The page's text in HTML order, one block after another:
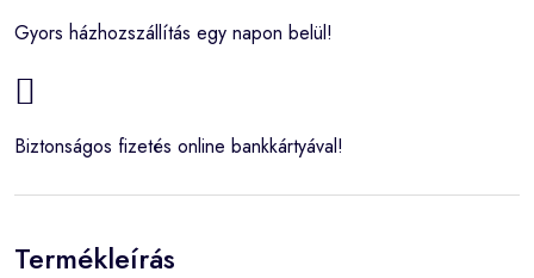
Gyors házhozszállítás egy napon belül!
Biztonságos fizetés online bankkártyával!
Termékleírás